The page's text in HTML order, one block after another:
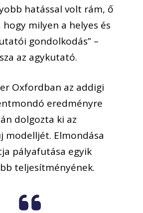
hatással volt rám, ő
milyen a helyes és
gondolkodás” –
az agykutató.
Oxfordban az addigi
eredményre
dolgozta ki az
modelljét. Elmondása
pályafutása egyik
teljesítményének.